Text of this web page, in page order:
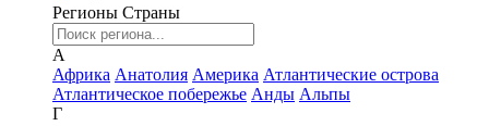
Регионы Страны
А
Африка Анатолия Америка Атлантические острова
Атлантическое побережье Анды Альпы
Г